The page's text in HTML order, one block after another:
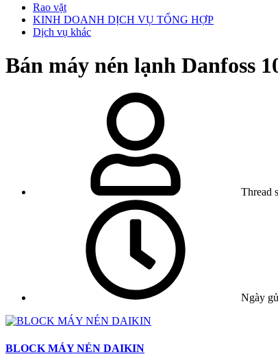
Rao vặt
KINH DOANH DỊCH VỤ TỔNG HỢP
Dịch vụ khác
Bán máy nén lạnh Danfoss
Thread
Ngày
BLOCK MÁY NÉN DAIKIN